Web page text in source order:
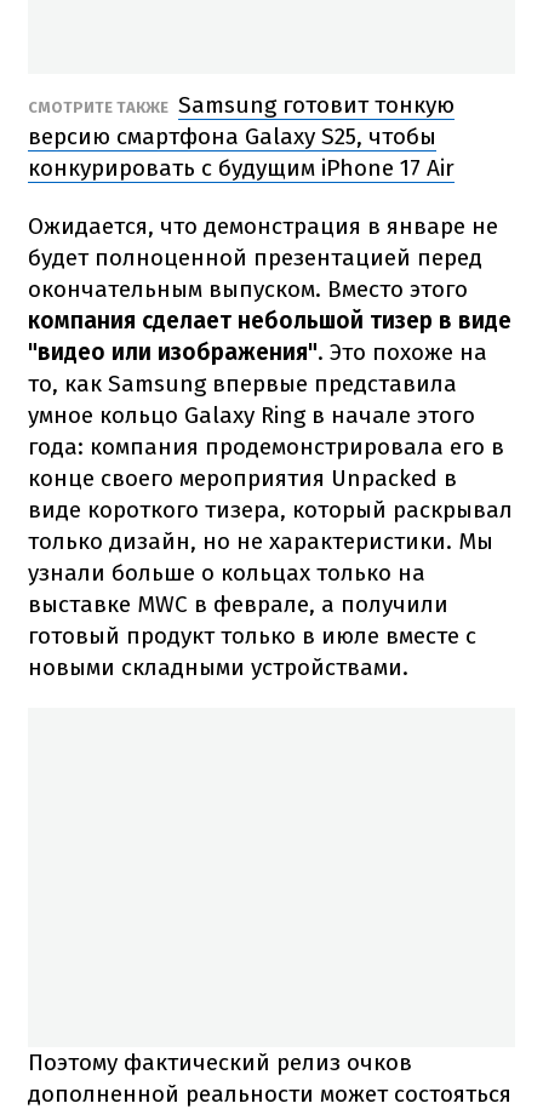
СМОТРИТЕ ТАКЖЕ Samsung готовит тонкую
версию смартфона Galaxy S25, чтобы
конкурировать с будущим iPhone 17 Air
Ожидается, что демонстрация в январе не
будет полноценной презентацией перед
окончательным выпуском. Вместо этого
компания сделает небольшой тизер в виде
"видео или изображения". Это похоже на
то, как Samsung впервые представила
умное кольцо Galaxy Ring в начале этого
года: компания продемонстрировала его в
конце своего мероприятия Unpacked в
виде короткого тизера, который раскрывал
только дизайн, но не характеристики. Мы
узнали больше о кольцах только на
выставке MWC в феврале, а получили
готовый продукт только в июле вместе с
новыми складными устройствами.
Поэтому фактический релиз очков
дополненной реальности может состояться